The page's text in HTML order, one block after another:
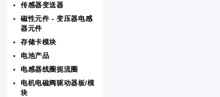
RF/IF射频/中频和 RFID
存储卡模块
晶体振荡器谐振器
传感器变送器
磁性元件 - 变压器电感
器元件
存储卡模块
电池产品
电感器线圈扼流圈
电机电磁阀驱动器板/模
块